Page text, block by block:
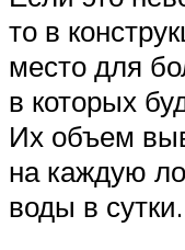
то в
место для
в которых
Их объем
на каждую
воды в сутки.